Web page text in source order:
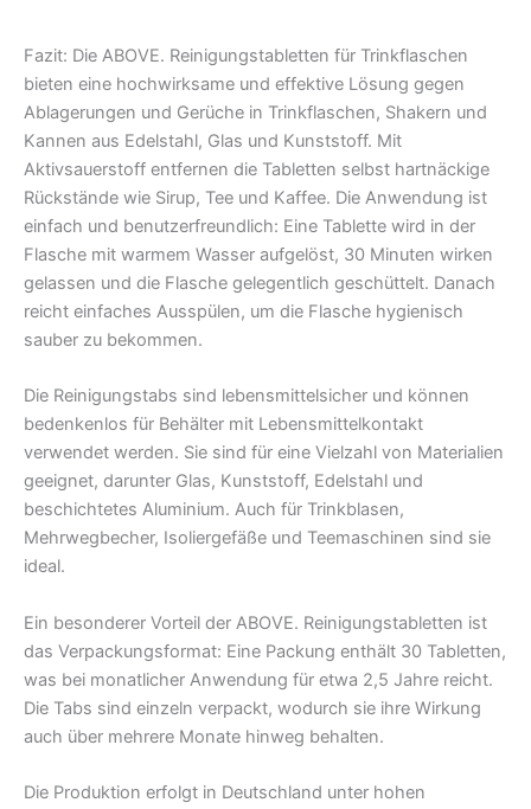
Fazit: Die ABOVE. Reinigungstabletten für Trinkflaschen
bieten eine hochwirksame und effektive Lösung gegen
Ablagerungen und Gerüche in Trinkflaschen, Shakern und
Kannen aus Edelstahl, Glas und Kunststoff. Mit
Aktivsauerstoff entfernen die Tabletten selbst hartnäckige
Rückstände wie Sirup, Tee und Kaffee. Die Anwendung ist
einfach und benutzerfreundlich: Eine Tablette wird in der
Flasche mit warmem Wasser aufgelöst, 30 Minuten wirken
gelassen und die Flasche gelegentlich geschüttelt. Danach
reicht einfaches Ausspülen, um die Flasche hygienisch
sauber zu bekommen.
Die Reinigungstabs sind lebensmittelsicher und können
bedenkenlos für Behälter mit Lebensmittelkontakt
verwendet werden. Sie sind für eine Vielzahl von Materialien
geeignet, darunter Glas, Kunststoff, Edelstahl und
beschichtetes Aluminium. Auch für Trinkblasen,
Mehrwegbecher, Isoliergefäße und Teemaschinen sind sie
ideal.
Ein besonderer Vorteil der ABOVE. Reinigungstabletten ist
das Verpackungsformat: Eine Packung enthält 30 Tabletten,
was bei monatlicher Anwendung für etwa 2,5 Jahre reicht.
Die Tabs sind einzeln verpackt, wodurch sie ihre Wirkung
auch über mehrere Monate hinweg behalten.
Die Produktion erfolgt in Deutschland unter hohen